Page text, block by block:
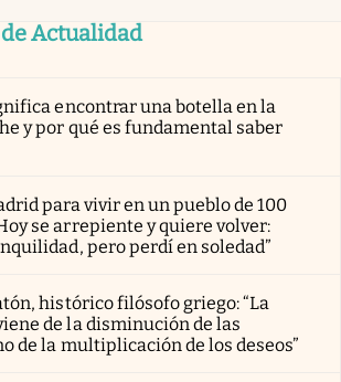
Actualidad
encontrar una botella en la
y por qué es fundamental saber
para vivir en un pueblo de 100
se arrepiente y quiere volver:
pero perdí en soledad”
histórico filósofo griego: “La
de la disminución de las
de la multiplicación de los deseos”